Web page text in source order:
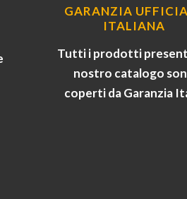
GARANZIA
ITALIANA
Tutti i prodotti
nostro catalogo
coperti da Garanzia